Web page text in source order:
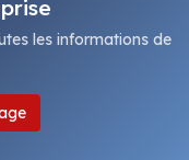
les informations de